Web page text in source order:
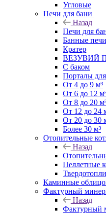
Угловые
Печи для бани
Назад
Печи для
Банные
Кратер
ВЕЗУВИЙ
С баком
Порталы
От 4 до 9 м³
От 6 до 12
От 8 до 20
От 12 до 24
От 20 до 30
Более 30 м³
Отопительные
Назад
Пеллетные
Каминные
Фактурный
Назад
Фактурный